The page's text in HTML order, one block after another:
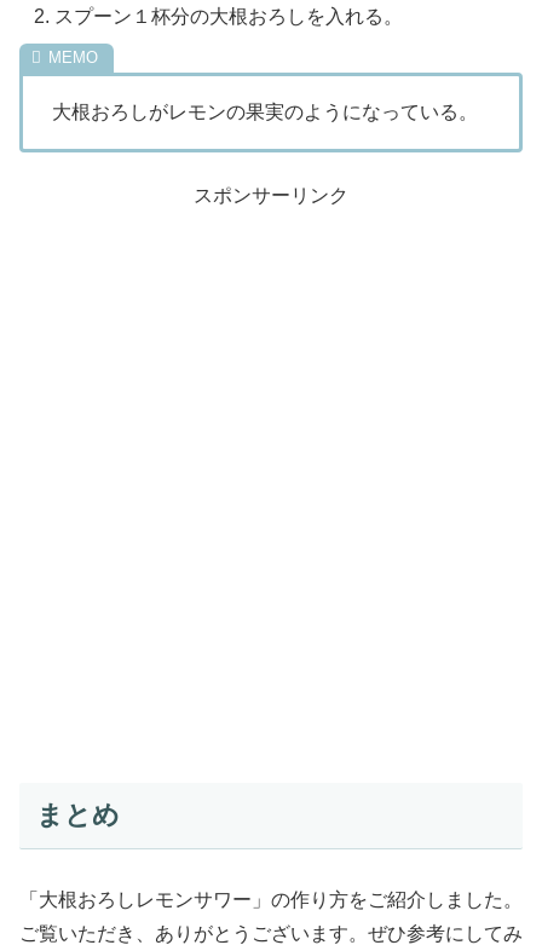
スプーン１杯分の大根おろしを入れる。
大根おろしがレモンの果実のようになっている。
スポンサーリンク
まとめ
「大根おろしレモンサワー」の作り方をご紹介しました。
ご覧いただき、ありがとうございます。ぜひ参考にしてみ